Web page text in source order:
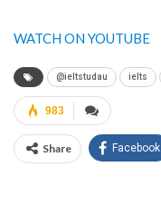
WATCH ON YOUTUBE
@ieltstudau ielts
983
Share Facebook